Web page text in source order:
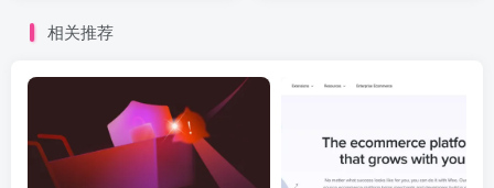
相关推荐